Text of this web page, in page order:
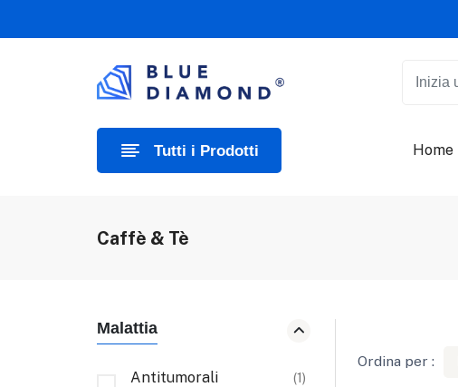
Tutti i Prodotti Home
Caffè & Tè
Malattia
Antitumorali (1)
Ordina per :